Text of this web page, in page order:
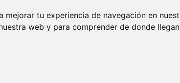
tu experiencia de navegación en
web y para comprender de donde